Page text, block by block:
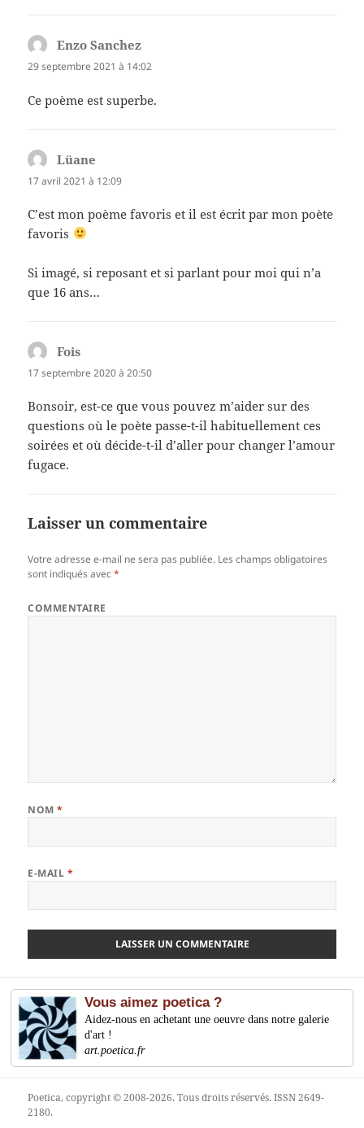
Enzo Sanchez
29 septembre 2021 à 14:02
Ce poème est superbe.
Lüane
17 avril 2021 à 12:09
C’est mon poème favoris et il est écrit par mon poète
favoris
Si imagé, si reposant et si parlant pour moi qui n’a
que 16 ans…
Fois
17 septembre 2020 à 20:50
Bonsoir, est-ce que vous pouvez m’aider sur des
questions où le poète passe-t-il habituellement ces
soirées et où décide-t-il d’aller pour changer l’amour
fugace.
Laisser un commentaire
Votre adresse e-mail ne sera pas publiée. Les champs obligatoires
sont indiqués avec*
COMMENTAIRE
NOM*
E-MAIL *
Vous aimez poetica ?
Aidez-nous en achetant une oeuvre dans notre galerie
d'art !
art.poetica.fr
Poetica, copyright © 2008-2026. Tous droits réservés. ISSN 2649-
2180.